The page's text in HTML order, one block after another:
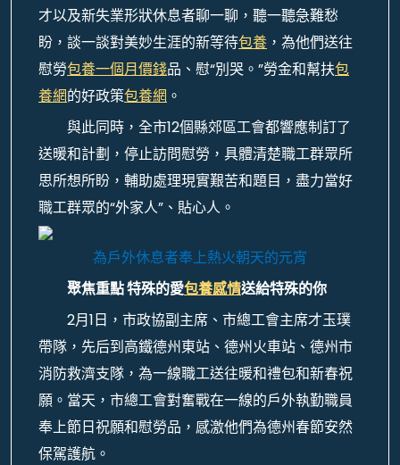
才以及新失業形狀休息者聊一聊，聽一聽急難愁
盼，談一談對美妙生涯的新等待包養 ，為他們送往
慰勞包養一個月價錢品、慰“別哭。”勞金和幫扶包
養網的好政策包養網 。
與此同時，全市12個縣郊區工會都響應制訂了
送暖和計劃，停止訪問慰勞，具體清楚職工群眾所
思所想所盼，輔助處理現實艱苦和題目，盡力當好
職工群眾的“外家人”、貼心人。
為戶外休息者奉上熱火朝天的元宵
聚焦重點 特殊的愛包養感情送給特殊的你
2月1日，市政協副主席、市總工會主席才玉璞
帶隊，先后到高鐵德州東站、德州火車站、德州市
消防救濟支隊，為一線職工送往暖和禮包和新春祝
願。當天，市總工會對奮戰在一線的戶外執勤職員
奉上節日祝願和慰勞品，感激他們為德州春節安然
保駕護航。